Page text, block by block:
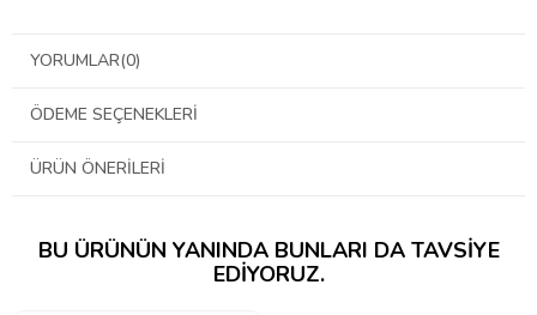
YORUMLAR(0)
ÖDEME SEÇENEKLERI
ÜRÜN ÖNERILERI
BU ÜRÜNÜN YANINDA BUNLARI DA TAVSIYE
EDIYORUZ.